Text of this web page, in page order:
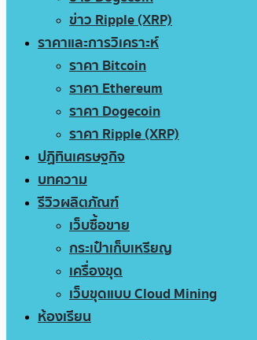
ข่าว Ripple (XRP)
ราคาและการวิเคราะห์
ราคา Bitcoin
ราคา Ethereum
ราคา Dogecoin
ราคา Ripple (XRP)
ปฏิทินเศรษฐกิจ
บทความ
รีวิวผลิตภัณฑ์
เว็บซื้อขาย
กระเป๋าเก็บเหรียญ
เครื่องขุด
เว็บขุดแบบ Cloud Mining
ห้องเรียน